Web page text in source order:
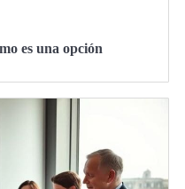
es una opción